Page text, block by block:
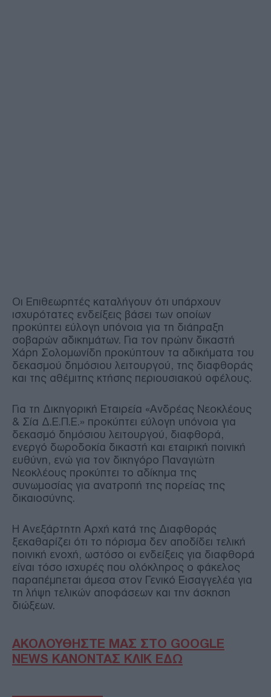
Οι Επιθεωρητές καταλήγουν ότι υπάρχουν
ισχυρότατες ενδείξεις βάσει των οποίων
προκύπτει εύλογη υπόνοια για τη διάπραξη
σοβαρών αδικημάτων. Για τον πρώην δικαστή
Χάρη Σολομωνίδη προκύπτουν τα αδικήματα του
δεκασμού δημόσιου λειτουργού, της διαφθοράς
και της αθέμιτης κτήσης περιουσιακού οφέλους.
Για τη Δικηγορική Εταιρεία «Ανδρέας Νεοκλέους
& Σία Δ.Ε.Π.Ε.» προκύπτει εύλογη υπόνοια για
δεκασμό δημόσιου λειτουργού, διαφθορά,
ενεργό δωροδοκία δικαστή και εταιρική ποινική
ευθύνη, ενώ για τον δικηγόρο Παναγιώτη
Νεοκλέους προκύπτει το αδίκημα της
συνωμοσίας για ανατροπή της πορείας της
δικαιοσύνης.
Η Ανεξάρτητη Αρχή κατά της Διαφθοράς
ξεκαθαρίζει ότι το πόρισμα δεν αποδίδει τελική
ποινική ενοχή, ωστόσο οι ενδείξεις για διαφθορά
είναι τόσο ισχυρές που ολόκληρος ο φάκελος
παραπέμπεται άμεσα στον Γενικό Εισαγγελέα για
τη λήψη τελικών αποφάσεων και την άσκηση
διώξεων.
ΑΚΟΛΟΥΘΗΣΤΕ ΜΑΣ ΣΤΟ GOOGLE
NEWS ΚΑΝΟΝΤΑΣ ΚΛΙΚ ΕΔΩ